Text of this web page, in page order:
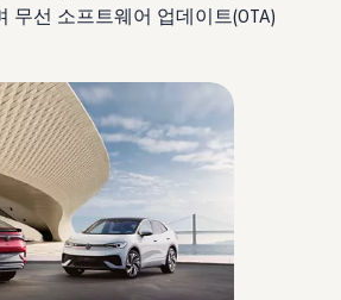
무선 소프트웨어 업데이트(OTA)